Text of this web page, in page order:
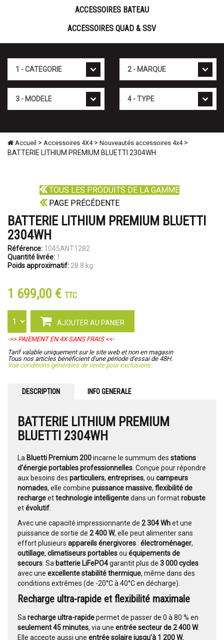
ACCESSOIRES BATEAU
ACCESSOIRES QUAD & SSV
Accueil > Accessoires 4X4> Nouveautés accessoires 4x4>
BATTERIE LITHIUM PREMIUM BLUETTI 2304WH
TOUS LES PRODUITS DE LA GAMME
PAGE PRÉCÉDENTE
BATTERIE LITHIUM PREMIUM BLUETTI
2304WH
Référence: 1045ANT1282
Quantité livrée: 1
Poids approximatif: 28.8 kg
1 699,00 € TTC
AJOUTER AU PANIER
->> PAIEMENT EN 4X SANS FRAIS <<-
Tarif valable uniquement sur le site web et non en magasin
Tous nos articles bénéficient d'une période d'essai de 48H.
Voir conditions générales de vente pour exclusions.
DESCRIPTION INFO GENERALE
BATTERIE LITHIUM PREMIUM
BLUETTI 2304WH
La Bluetti Premium 200incarne le summum des stations
d’énergie portables professionnelles . Conçue pour répondre
aux besoins des particuliers, entreprises, ou campeurs
nomades, elle combine puissance massive, flexibilité de
rechargeettechnologie intelligentedans un formatrobuste
etévolutif
Avec une capacité impressionnante de 2 304 Whet une
puissance de sortie de 2 400 W, elle peut alimenter sans
effort plusieurs appareils énergivores: électroménager,
outillage, climatiseurs portablesou équipements de
secours . Sa batterie LiFePO4garantit plus de 3 000 cycles
avec une excellente stabilité thermique, même dans des
conditions extrêmes (de -20°C à 40°C en décharge).
Recharge ultra-rapide et flexibilité maximale
Sa recharge ultra-rapidepermet de passer de 0 à 80 % en
seulement 45 minutes, via une entrée secteur de 2 400 W.
Elle accepte aussi une entrée solaire jusqu’à 1 200 W,